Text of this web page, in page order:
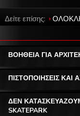
Δείτε επίσης:
ΒΟΗΘΕΙΑ ΓΙΑ
ΠΙΣΤΟΠΟΙΗΣΕΙΣ ΚΑΙ
ΔΕΝ
SKATEPARK